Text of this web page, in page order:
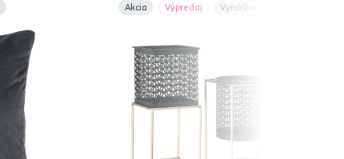
Akcia Výpredaj Vynáška